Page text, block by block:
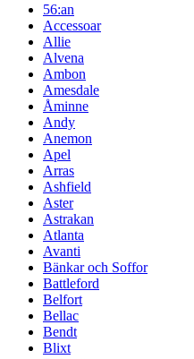
56:an
Accessoar
Allie
Alvena
Ambon
Amesdale
Åminne
Andy
Anemon
Apel
Arras
Ashfield
Aster
Astrakan
Atlanta
Avanti
Bänkar och Soffor
Battleford
Belfort
Bellac
Bendt
Blixt